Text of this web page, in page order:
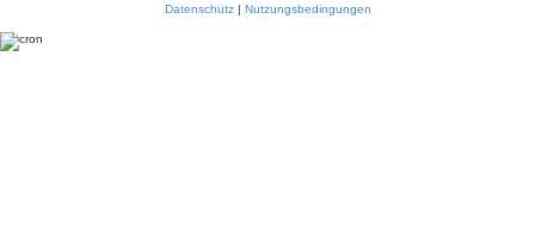
Datenschutz | Nutzungsbedingungen